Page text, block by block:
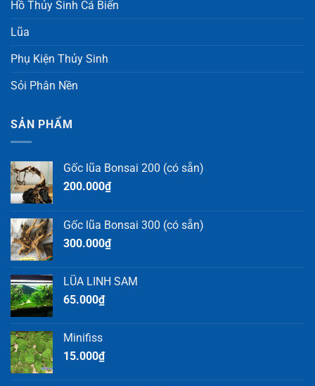
Hồ Thủy Sinh Cá Biển
Lũa
Phụ Kiện Thủy Sinh
Sỏi Phân Nền
SẢN PHẨM
Gốc lũa Bonsai 200 (có sẵn)
200.000₫
Gốc lũa Bonsai 300 (có sẵn)
300.000₫
LŨA LINH SAM
65.000₫
Minifiss
15.000₫